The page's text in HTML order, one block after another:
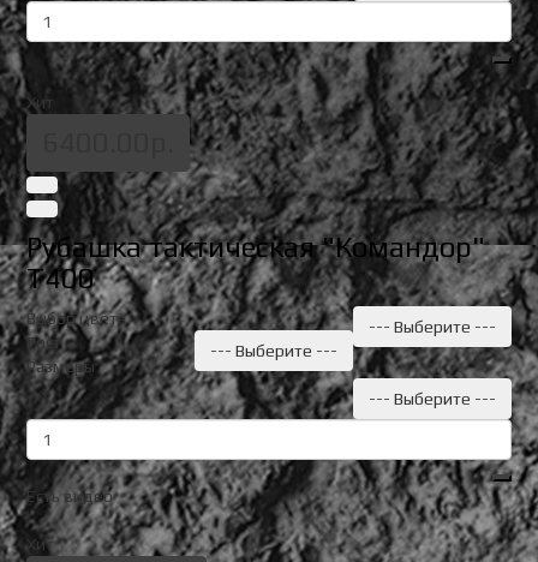
Хит
Рубашка тактическая "Командор"
Т400
Выбор цвета
--- Выберите ---
Рост
--- Выберите ---
Размеры
--- Выберите ---
Есть видео
Хит